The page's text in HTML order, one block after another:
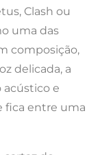
Clash ou
uma das
composição,
delicada, a
acústico e
fica entre uma